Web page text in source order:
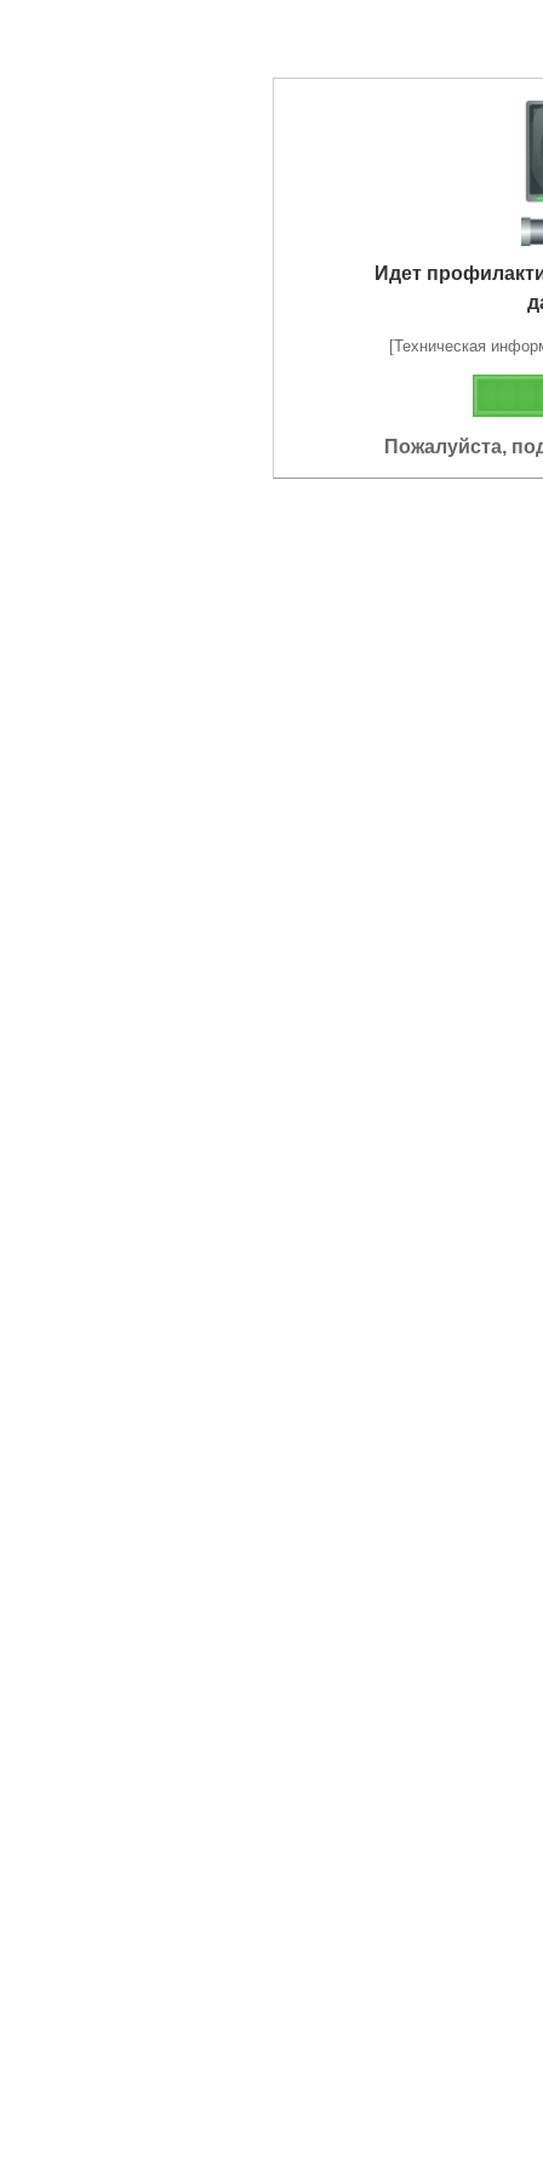
Идет
[Техническая
Пожалуйста,